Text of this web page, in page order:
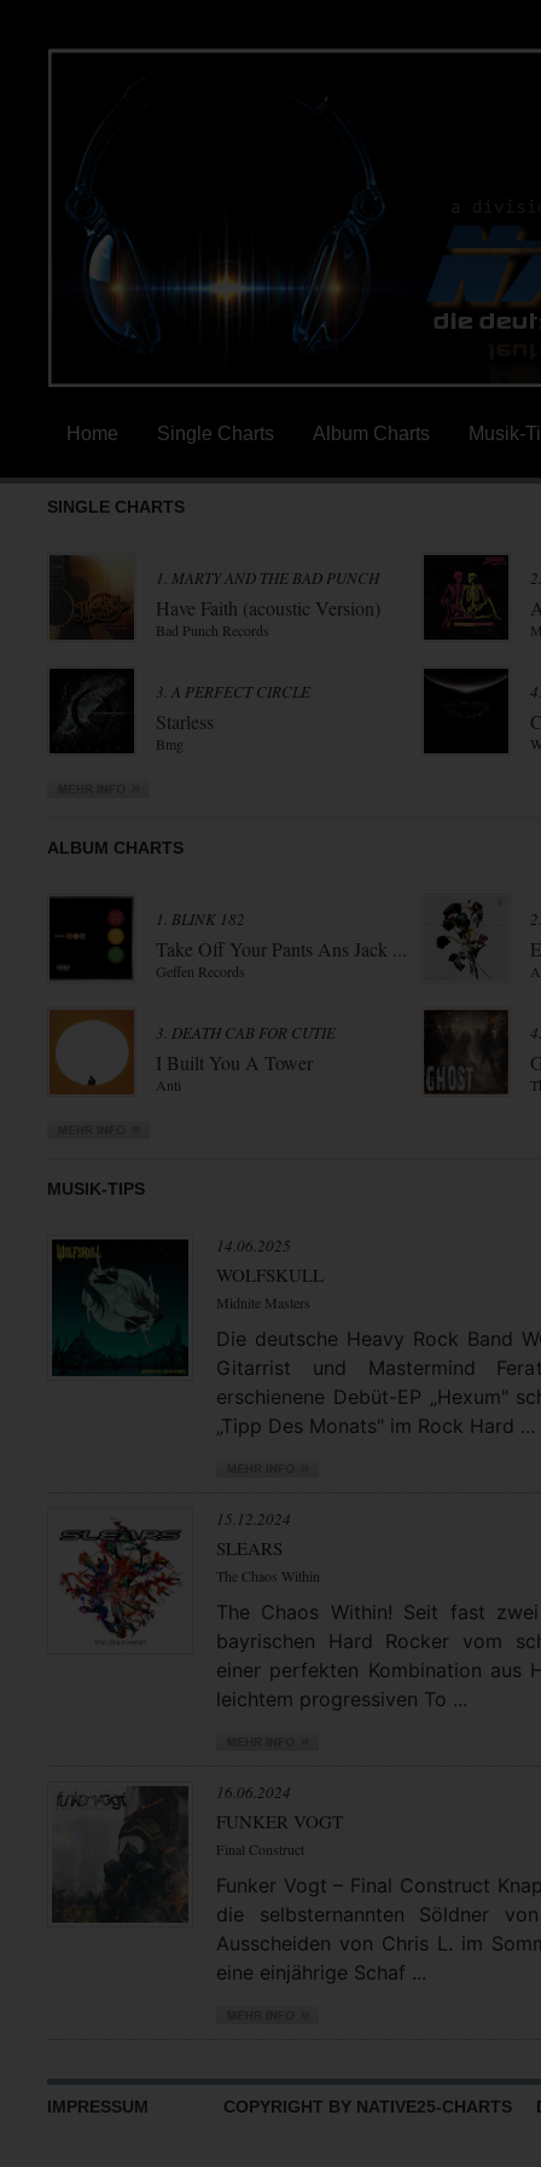
Home Single Charts Album Charts Musik-
SINGLE CHARTS
1. MARTY AND THE BAD PUNCH
Have Faith (acoustic Version)
Bad Punch Records
3. A PERFECT CIRCLE
Starless
Bmg
ALBUM CHARTS
1. BLINK 182
Take Off Your Pants Ans Jack ...
Geffen Records
3. DEATH CAB FOR CUTIE
I Built You A Tower
Anti
MUSIK-TIPS
14.06.2025
WOLFSKULL
Midnite Masters
Die deutsche Heavy Rock Band
Gitarrist und Mastermind
erschienene Debüt-EP „Hexum"
„Tipp Des Monats" im Rock Hard ...
15.12.2024
SLEARS
The Chaos Within
The Chaos Within! Seit fast
bayrischen Hard Rocker vom
einer perfekten Kombination aus
leichtem progressiven To ...
16.06.2024
FUNKER VOGT
Final Construct
Funker Vogt – Final Construct
die selbsternannten Söldner
Ausscheiden von Chris L. im
eine einjährige Schaf ...
IMPRESSUM COPYRIGHT BY NATIVE25-CHARTS